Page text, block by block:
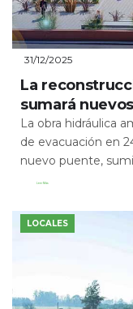
31/12/2025
La
sumará
La obra hidráulica
de evacuación en
nuevo puente,
Leer Más
LOCALES